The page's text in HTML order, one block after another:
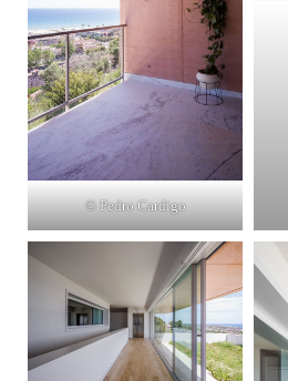
© Pedro Cardigo